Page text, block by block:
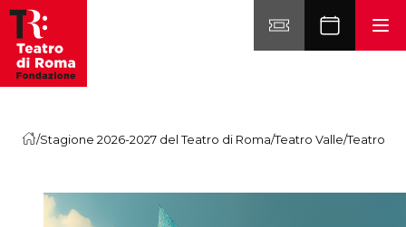
Vai al contenuto
/Stagione 2026-2027 del Teatro di Roma/Teatro Valle/Teatro